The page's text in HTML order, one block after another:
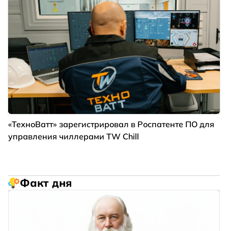
«ТехноВатт» зарегистрировал в Роспатенте ПО для
управления чиллерами TW Chill
Факт дня